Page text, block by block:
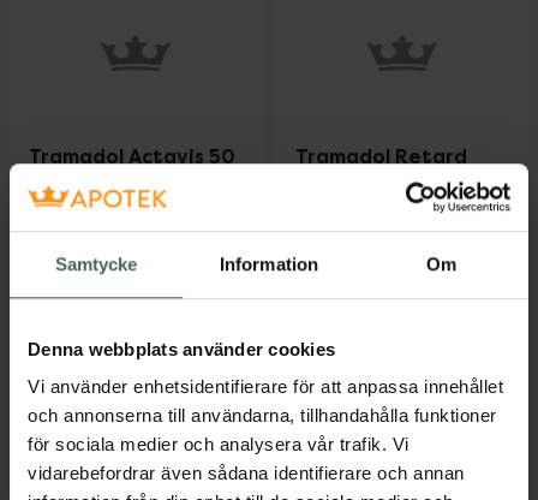
Samtycke Information Om
Denna webbplats använder cookies
Vi använder enhetsidentifierare för att anpassa innehållet
och annonserna till användarna, tillhandahålla funktioner
för sociala medier och analysera vår trafik. Vi
vidarebefordrar även sådana identifierare och annan
Tramadol Actavis 50
mg
Läkemedel
Pris online
Köp via
recept
Tramadol Retard
Actavis 100 mg
styck
Läkemedel
Köp via
recept